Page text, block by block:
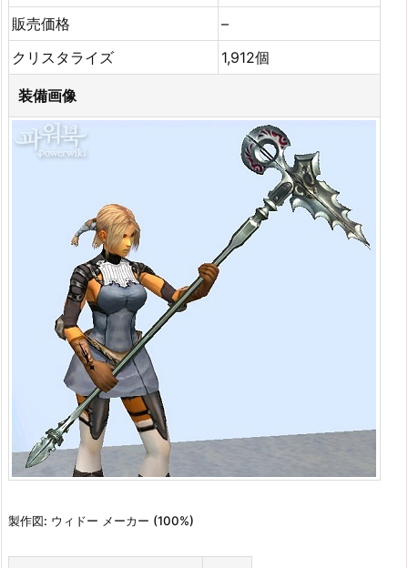
販売価格
–
クリスタライズ
1,912個
装備画像
製作図: ウィドー メーカー (100%)